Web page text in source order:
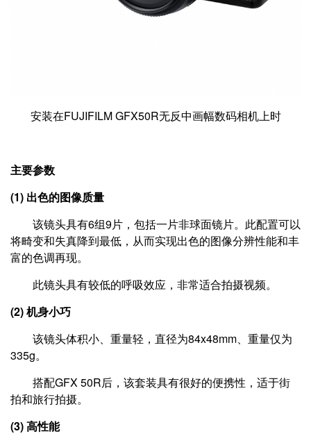
安装在FUJIFILM GFX50R无反中画幅数码相机上时
主要参数
(1) 出色的图像质量
该镜头具有6组9片，包括一片非球面镜片。此配置可以
将畸变和失真降到最低，从而实现出色的图像分辨性能和丰
富的色调再现。
此镜头具有较低的呼吸效应，非常适合拍摄视频。
(2) 机身小巧
该镜头体积小、重量轻，直径为84x48mm、重量仅为
335g。
搭配GFX 50R后，该套装具有很好的便携性，适于街
拍和旅行拍摄。
(3) 高性能